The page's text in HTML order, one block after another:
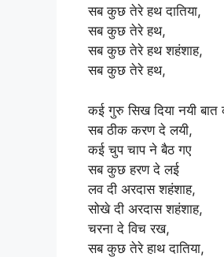
सब कुछ तेरे हथ दातिया,
सब कुछ तेरे हथ,
सब कुछ तेरे हथ शहंशाह,
सब कुछ तेरे हथ,
कई गुरु सिख दिया नयी
सब ठीक करण दे लयी,
कई चुप चाप ने बैठ गए
सब कुछ हरण दे लई
लव दी अरदास शहंशाह,
सोखे दी अरदास शहंशाह,
चरना दे विच रख,
सब कुछ तेरे हाथ दातिया,